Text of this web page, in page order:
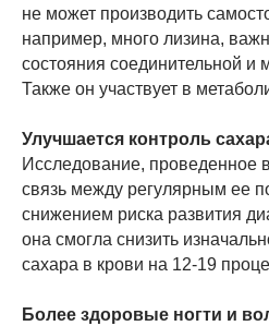
не может производить
например, много лизина,
состояния соединительной и
Также он участвует в
Улучшается контроль
Исследование, проведенное
связь между регулярным ее
снижением риска развития
она смогла снизить
сахара в крови на 12-19
Более здоровые ногти и